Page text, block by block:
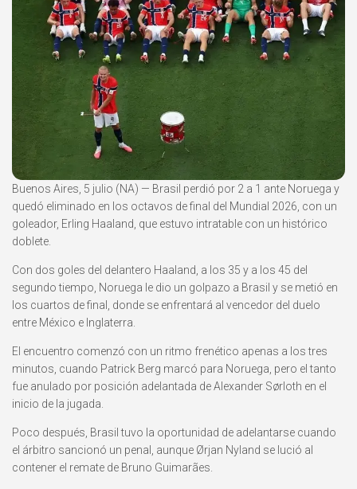
Buenos Aires, 5 julio (NA) — Brasil perdió por 2 a 1 ante Noruega y
quedó eliminado en los octavos de final del Mundial 2026, con un
goleador, Erling Haaland, que estuvo intratable con un histórico
doblete.
Con dos goles del delantero Haaland, a los 35 y a los 45 del
segundo tiempo, Noruega le dio un golpazo a Brasil y se metió en
los cuartos de final, donde se enfrentará al vencedor del duelo
entre México e Inglaterra.
El encuentro comenzó con un ritmo frenético apenas a los tres
minutos, cuando Patrick Berg marcó para Noruega, pero el tanto
fue anulado por posición adelantada de Alexander Sørloth en el
inicio de la jugada.
Poco después, Brasil tuvo la oportunidad de adelantarse cuando
el árbitro sancionó un penal, aunque Ørjan Nyland se lució al
contener el remate de Bruno Guimarães.